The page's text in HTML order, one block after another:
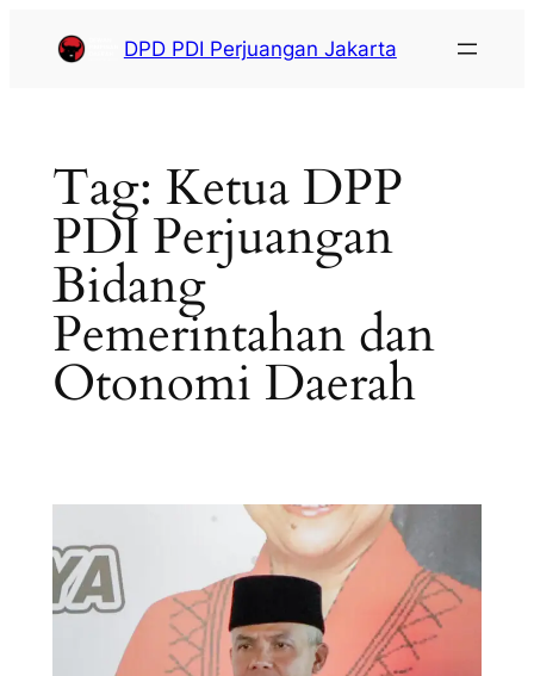
DPD PDI Perjuangan Jakarta
Tag: Ketua DPP
PDI Perjuangan
Bidang
Pemerintahan dan
Otonomi Daerah